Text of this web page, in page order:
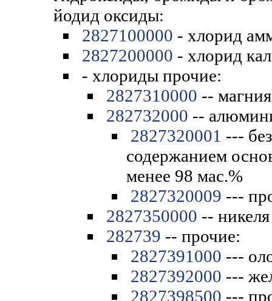
йодид оксиды:
2827100000 - хлорид
2827200000 - хлорид
- хлориды прочие:
2827310000 -- магния
282732000 --
2827320001 ---
содержанием
менее 98 мас.%
2827320009 ---
2827350000 -- никеля
282739 -- прочие:
2827391000 ---
2827392000 ---
2827398500 ---